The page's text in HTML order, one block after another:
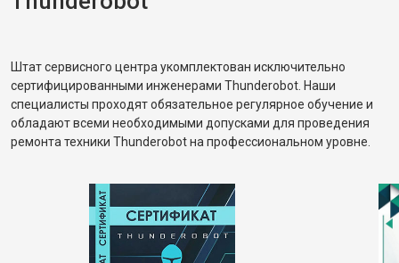
Штат сервисного центра укомплектован исключительно
сертифицированными инженерами Thunderobot. Наши
специалисты проходят обязательное регулярное обучение и
обладают всеми необходимыми допусками для проведения
ремонта техники Thunderobot на профессиональном уровне.